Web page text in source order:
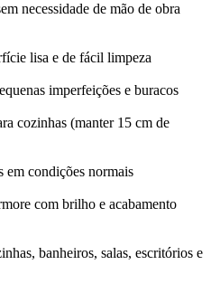
necessidade de mão de obra
lisa e de fácil limpeza
imperfeições e buracos
cozinhas (manter 15 cm de
em condições normais
com brilho e acabamento
banheiros, salas, escritórios e